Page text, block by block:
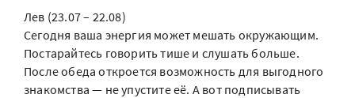
Лев (23.07 – 22.08)
Сегодня ваша энергия может мешать окружающим.
Постарайтесь говорить тише и слушать больше.
После обеда откроется возможность для выгодного
знакомства — не упустите её. А вот подписывать